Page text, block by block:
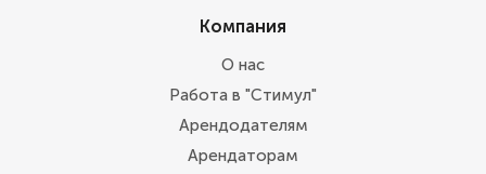
Компания
О нас
Работа в "Стимул"
Арендодателям
Арендаторам